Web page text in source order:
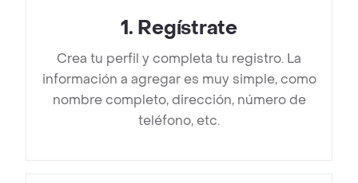
1. Regístrate
Crea tu perfil y completa tu registro. La
información a agregar es muy simple, como
nombre completo, dirección, número de
teléfono, etc.